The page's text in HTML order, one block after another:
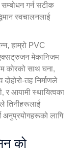
गर्न सटीक
स्वचालनलाई
हाम्रो PVC
मेकानिजम
कोरको साथ घना,
तह निर्माणले
र आयामी स्थायित्वका
तिनीहरूलाई
अनुप्रयोगहरूको लागि
को